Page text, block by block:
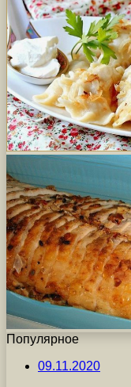
Популярное
09.11.2020